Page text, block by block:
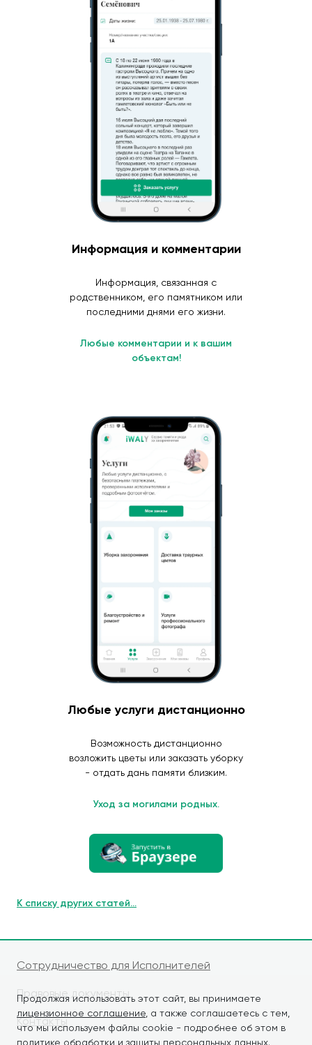
Продолжая использовать этот сайт, вы принимаете
лицензионное соглашение , а также соглашаетесь с тем,
что мы используем файлы cookie - подробнее об этом в
политике обработки и защиты персональных данных.
Информация и комментарии
Информация, связанная с
родственником, его памятником или
последними днями его жизни.
Любые комментарии и к вашим
объектам!
Любые услуги дистанционно
Возможность дистанционно
возложить цветы или заказать уборку
- отдать дань памяти близким.
Уход за могилами родных.
К списку других статей...
Сотрудничество для Исполнителей
Правовые документы
Контакты